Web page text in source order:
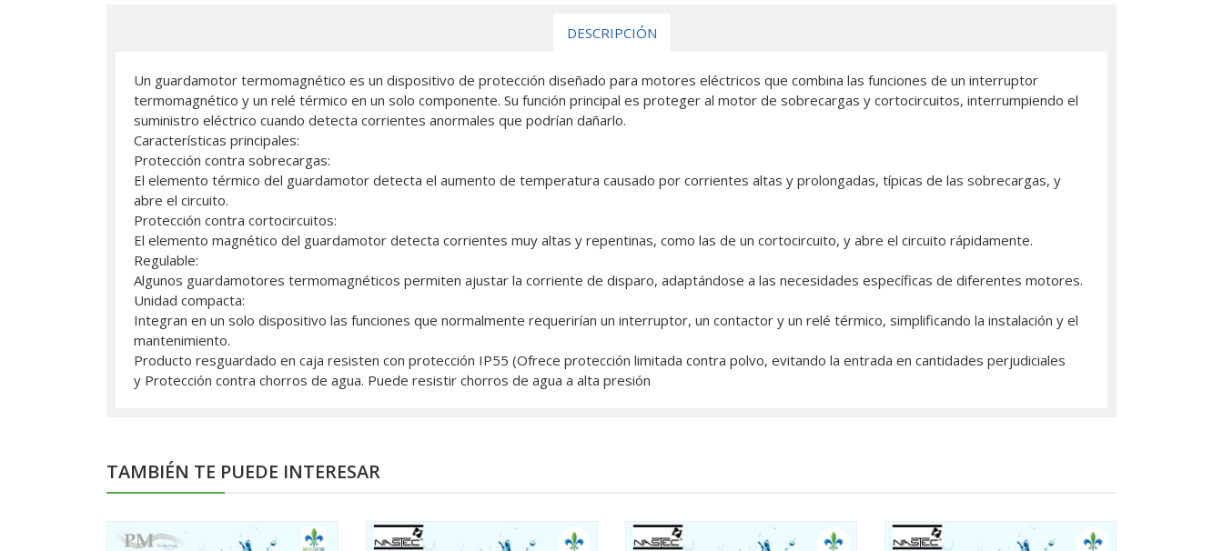
DESCRIPCIÓN
Un guardamotor termomagnético es un dispositivo de protección diseñado para motores eléctricos que combina las funciones de un interruptor
termomagnético y un relé térmico en un solo componente. Su función principal es proteger al motor de sobrecargas y cortocircuitos, interrumpiendo el
suministro eléctrico cuando detecta corrientes anormales que podrían dañarlo.
Características principales:
Protección contra sobrecargas:
El elemento térmico del guardamotor detecta el aumento de temperatura causado por corrientes altas y prolongadas, típicas de las sobrecargas, y
abre el circuito.
Protección contra cortocircuitos:
El elemento magnético del guardamotor detecta corrientes muy altas y repentinas, como las de un cortocircuito, y abre el circuito rápidamente.
Regulable:
Algunos guardamotores termomagnéticos permiten ajustar la corriente de disparo, adaptándose a las necesidades específicas de diferentes motores.
Unidad compacta:
Integran en un solo dispositivo las funciones que normalmente requerirían un interruptor, un contactor y un relé térmico, simplificando la instalación y el
mantenimiento.
Producto resguardado en caja resisten con protección IP55 (Ofrece protección limitada contra polvo, evitando la entrada en cantidades perjudiciales
y Protección contra chorros de agua. Puede resistir chorros de agua a alta presión
TAMBIÉN TE PUEDE INTERESAR